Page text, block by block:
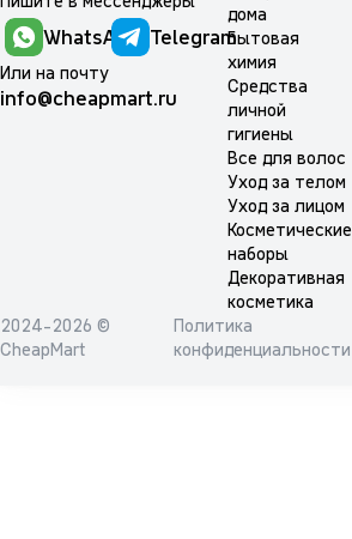
WhatsApp Telegram
Или на почту
info@cheapmart.ru
дома
Бытовая
химия
Средства
личной
гигиены
Все для волос
Уход за телом
Уход за лицом
Косметические
наборы
Декоративная
косметика
2024-2026 ©
CheapMart
Политика
конфиденциальности